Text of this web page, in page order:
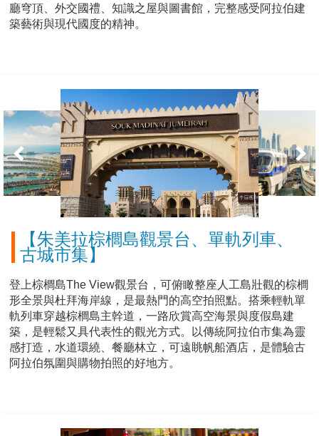
廳穹頂、外交國禮、知識之屋與圖書館，完整感受阿拉伯建
築藝術與現代國度的精神。
【朱美拉棕櫚島觀景台、單軌列車、
古城市集】
登上棕櫚島The View觀景台，可俯瞰整座人工島壯觀的棕櫚
形全景與杜拜海岸線，是最熱門的高空拍照點。搭乘輕軌單
軌列車穿越棕櫚島主幹道，一路欣賞高空海景與度假島建
築，是輕鬆又具代表性的觀光方式。以傳統阿拉伯市集為靈
感打造，水道環繞、餐廳林立，可遠眺帆船酒店，是體驗古
阿拉伯氛圍與購物拍照的好地方。